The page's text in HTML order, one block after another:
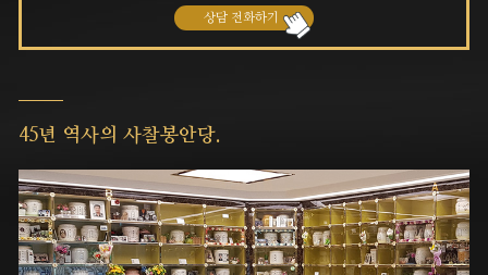
상담 전화하기
45년 역사의 사찰봉안당.